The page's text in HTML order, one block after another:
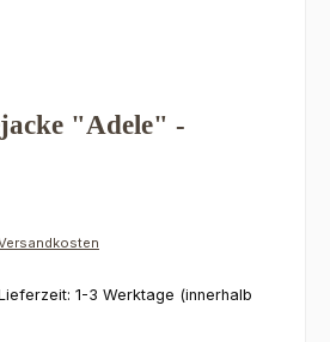
"Adele" -
1-3 Werktage (innerhalb